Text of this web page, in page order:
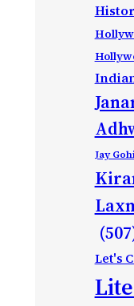
Jay
Let's